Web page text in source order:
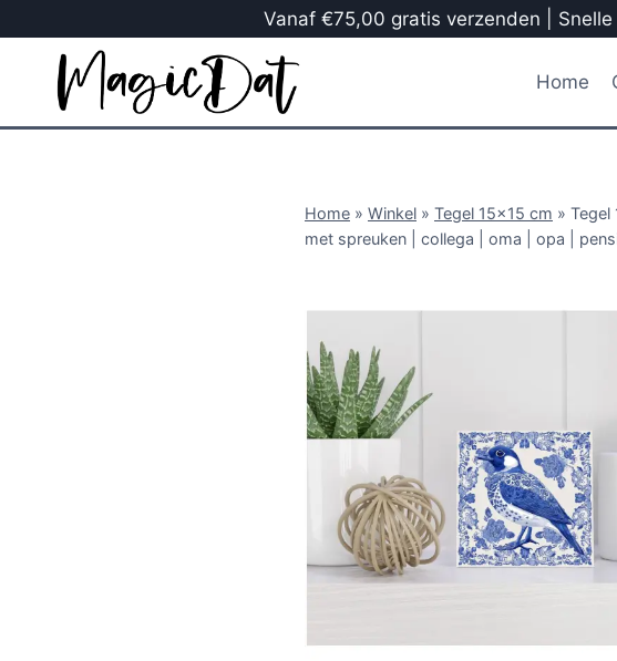
Vanaf €75,00 gratis verzenden |
Home
Home » Winkel » Tegel 15x15 cm » Tegel
met spreuken | collega | oma | opa |